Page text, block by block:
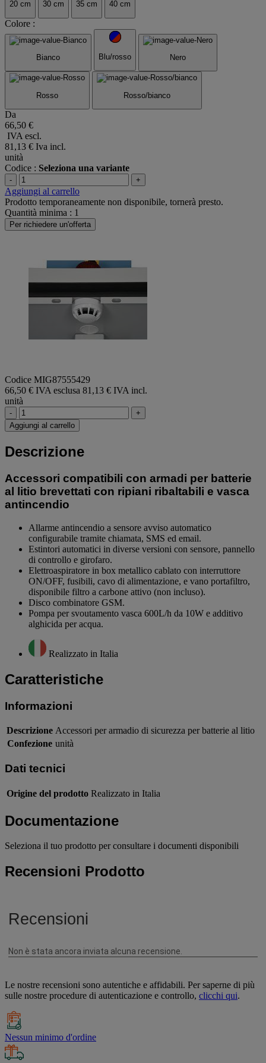
20 cm 30 cm 35 cm 40 cm
Colore :
Bianco Blu/rosso Nero
Rosso Rosso/bianco
Da
66,50 €
IVA escl.
81,13 € Iva incl.
unità
Codice : Seleziona una variante
- +
Aggiungi al carrello
Prodotto temporaneamente non disponibile, tornerà presto.
Quantità minima : 1
Per richiedere un'offerta
Codice MIG87555429
66,50 € IVA esclusa 81,13 € IVA incl.
unità
-
+
Aggiungi al carrello
Descrizione
Accessori compatibili con armadi per batterie
al litio brevettati con ripiani ribaltabili e vasca
antincendio
Allarme antincendio a sensore avviso automatico
configurabile tramite chiamata, SMS ed email.
Estintori automatici in diverse versioni con sensore, pannello
di controllo e girofaro.
Elettroaspiratore in box metallico cablato con interruttore
ON/OFF, fusibili, cavo di alimentazione, e vano portafiltro,
disponibile filtro a carbone attivo (non incluso).
Disco combinatore GSM.
Pompa per svoutamento vasca 600L/h da 10W e additivo
alghicida per acqua.
Realizzato in Italia
Caratteristiche
Informazioni
Descrizione Accessori per armadio di sicurezza per batterie al litio
Confezione unità
Dati tecnici
Origine del prodotto Realizzato in Italia
Documentazione
Seleziona il tuo prodotto per consultare i documenti disponibili
Recensioni Prodotto
Le nostre recensioni sono autentiche e affidabili. Per saperne di più
sulle nostre procedure di autenticazione e controllo, clicchi qui.
Nessun minimo d'ordine